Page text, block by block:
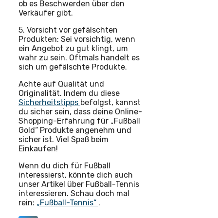
ob es Beschwerden über den
Verkäufer gibt.
5. Vorsicht vor gefälschten
Produkten: Sei vorsichtig, wenn
ein Angebot zu gut klingt, um
wahr zu sein. Oftmals handelt es
sich um gefälschte Produkte.
Achte auf Qualität und
Originalität. Indem du diese
Sicherheitstipps befolgst, kannst
du sicher sein, dass deine Online-
Shopping-Erfahrung für „Fußball
Gold“ Produkte angenehm und
sicher ist. Viel Spaß beim
Einkaufen!
Wenn du dich für Fußball
interessierst, könnte dich auch
unser Artikel über Fußball-Tennis
interessieren. Schau doch mal
rein: „Fußball-Tennis“ .